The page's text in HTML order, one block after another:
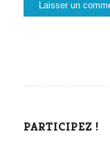
PARTICIPEZ !